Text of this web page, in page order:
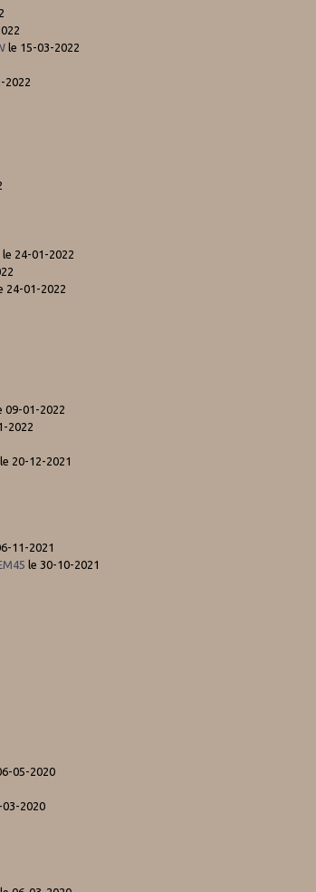
le 15-03-2022
2022
le 24-01-2022
24-01-2022
09-01-2022
2022
le 20-12-2021
11-2021
le 30-10-2021
05-2020
03-2020